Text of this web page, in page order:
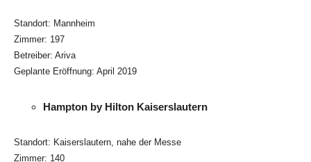
Standort: Mannheim
Zimmer: 197
Betreiber: Ariva
Geplante Eröffnung: April 2019
Hampton by Hilton Kaiserslautern
Standort: Kaiserslautern, nahe der Messe
Zimmer: 140